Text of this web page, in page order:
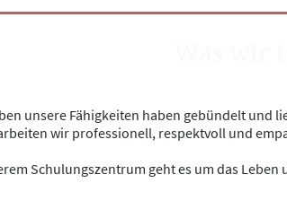
unsere Fähigkeiten haben gebündelt und
wir professionell, respektvoll und
Schulungszentrum geht es um das Leben